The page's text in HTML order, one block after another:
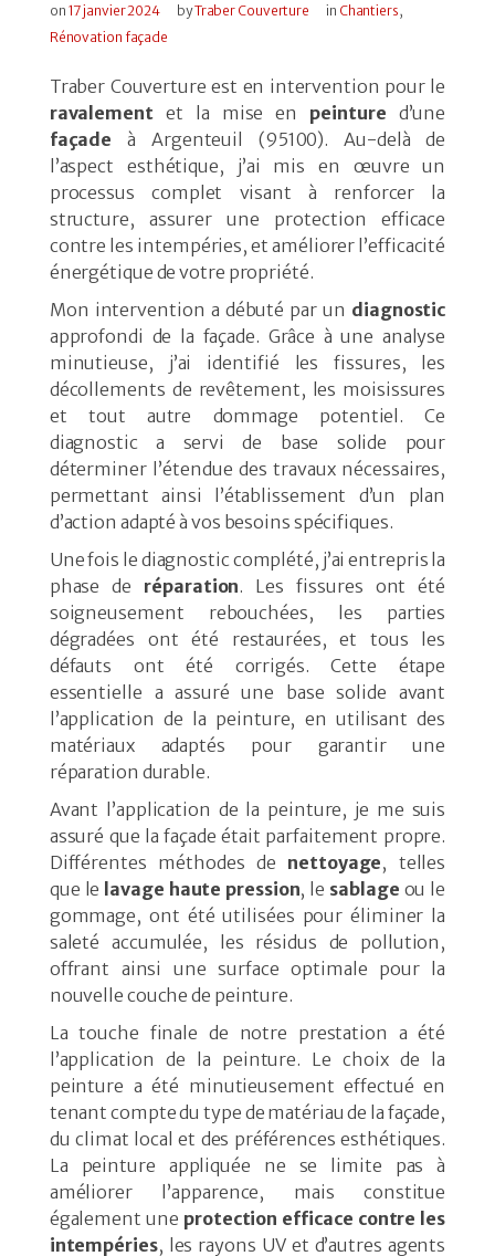
on 17 janvier 2024 byTraber Couverture in Chantiers,
Rénovation façade
Traber Couverture est en intervention pour le
ravalementet la mise en peinture d’une
façade à Argenteuil (95100). Au-delà de
l’aspect esthétique, j’ai mis en œuvre un
processus complet visant à renforcer la
structure, assurer une protection efficace
contre les intempéries, et améliorer l’efficacité
énergétique de votre propriété.
Mon intervention a débuté par un diagnostic
approfondi de la façade. Grâce à une analyse
minutieuse, j’ai identifié les fissures, les
décollements de revêtement, les moisissures
et tout autre dommage potentiel. Ce
diagnostic a servi de base solide pour
déterminer l’étendue des travaux nécessaires,
permettant ainsi l’établissement d’un plan
d’action adapté à vos besoins spécifiques.
Une fois le diagnostic complété, j’ai entrepris la
phase de réparation. Les fissures ont été
soigneusement rebouchées, les parties
dégradées ont été restaurées, et tous les
défauts ont été corrigés. Cette étape
essentielle a assuré une base solide avant
l’application de la peinture, en utilisant des
matériaux adaptés pour garantir une
réparation durable.
Avant l’application de la peinture, je me suis
assuré que la façade était parfaitement propre.
Différentes méthodes de nettoyage, telles
que le lavage haute pression, le sablage ou le
gommage, ont été utilisées pour éliminer la
saleté accumulée, les résidus de pollution,
offrant ainsi une surface optimale pour la
nouvelle couche de peinture.
La touche finale de notre prestation a été
l’application de la peinture. Le choix de la
peinture a été minutieusement effectué en
tenant compte du type de matériau de la façade,
du climat local et des préférences esthétiques.
La peinture appliquée ne se limite pas à
améliorer l’apparence, mais constitue
également une protection efficace contre les
intempéries, les rayons UV et d’autres agents